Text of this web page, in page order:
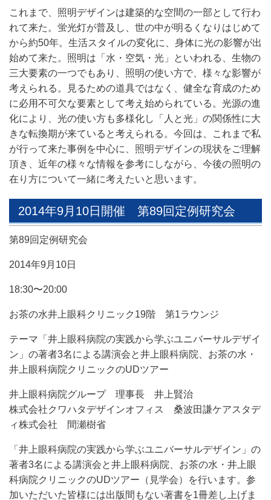
これまで、照明デザインは建築的な空間の一部として行わ
れて来た。蛍光灯が普及し、世の中が明るくなりはじめて
から約50年。生活スタイルの変化に、身体に光の影響が出
始めて来た。照明は「水・空気・光」といわれる、生物の
三大要素の一つでもあり、照明の使い方で、様々な影響が
考えられる。見るための道具ではなく、健全な育成のため
に必用不可欠な要素として考え始められている。光源の進
化により、光の使い方も多様化し「人と光」の関係性に大
きな転換期が来ていると考えられる。今回は、これまで私
が行って来た事例を中心に、照明デザインの現状をご理解
頂き、近年の様々な情報を参考にしながら、今後の照明の
在り方について一緒に考えたいと思います。
2014年9月10日開催 第89回定例研究会
第89回定例研究会
2014年9月10日
18:30〜20:00
お茶の水井上眼科クリニック19階 第1ラウンジ
テーマ「井上眼科病院の実践から学ぶユニバーサルデザイ
ン」の著者3名による講演会と井上眼科病院、お茶の水・
井上眼科病院クリニックのUDツアー
井上眼科病院グループ 理事長 井上賢治
株式会社クワハタデザインオフィス 桑波田謙ケアスタデ
ィ株式会社 間瀬樹省
「井上眼科病院の実践から学ぶユニバーサルデザイン」の
著者3名による講演会と井上眼科病院、お茶の水・井上眼
科病院クリニックのUDツアー（見学会）を行います。参
加いただいた皆様には出版間もない著書を1冊差し上げま